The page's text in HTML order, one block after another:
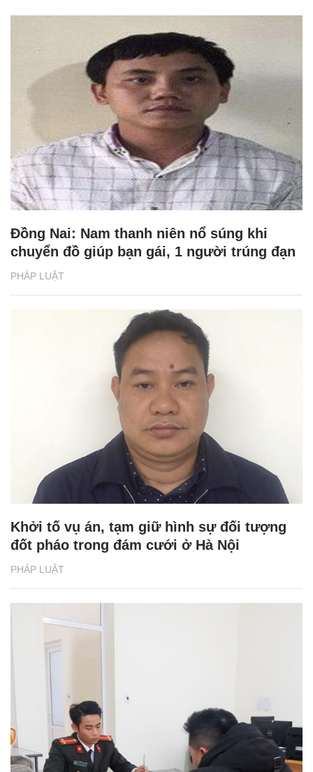
PHÁP LUẬT
Đồng Nai: Nam thanh niên nổ súng khi
chuyển đồ giúp bạn gái, 1 người trúng đạn
PHÁP LUẬT
Khởi tố vụ án, tạm giữ hình sự đối tượng
đốt pháo trong đám cưới ở Hà Nội